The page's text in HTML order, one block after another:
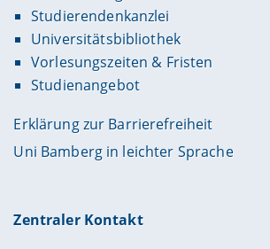
Studierendenkanzlei
Universitätsbibliothek
Vorlesungszeiten & Fristen
Studienangebot
Erklärung zur Barrierefreiheit
Uni Bamberg in leichter Sprache
Zentraler Kontakt